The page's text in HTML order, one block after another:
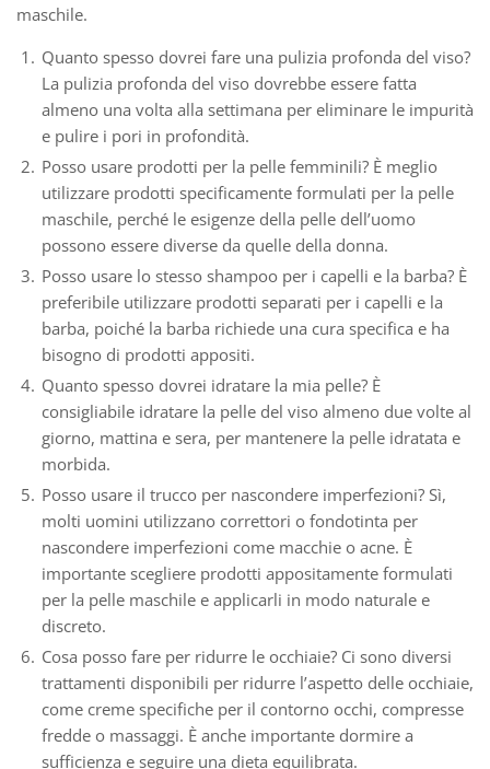
maschile.
Quanto spesso dovrei fare una pulizia profonda del viso?
La pulizia profonda del viso dovrebbe essere fatta
almeno una volta alla settimana per eliminare le impurità
e pulire i pori in profondità.
Posso usare prodotti per la pelle femminili? È meglio
utilizzare prodotti specificamente formulati per la pelle
maschile, perché le esigenze della pelle dell’uomo
possono essere diverse da quelle della donna.
Posso usare lo stesso shampoo per i capelli e la barba? È
preferibile utilizzare prodotti separati per i capelli e la
barba, poiché la barba richiede una cura specifica e ha
bisogno di prodotti appositi.
Quanto spesso dovrei idratare la mia pelle? È
consigliabile idratare la pelle del viso almeno due volte al
giorno, mattina e sera, per mantenere la pelle idratata e
morbida.
Posso usare il trucco per nascondere imperfezioni? Sì,
molti uomini utilizzano correttori o fondotinta per
nascondere imperfezioni come macchie o acne. È
importante scegliere prodotti appositamente formulati
per la pelle maschile e applicarli in modo naturale e
discreto.
Cosa posso fare per ridurre le occhiaie? Ci sono diversi
trattamenti disponibili per ridurre l’aspetto delle occhiaie,
come creme specifiche per il contorno occhi, compresse
fredde o massaggi. È anche importante dormire a
sufficienza e seguire una dieta equilibrata.